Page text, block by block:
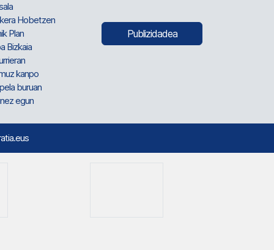
Hobetzen
Plan
Bizkaia
kanpo
buruan
egun
Publizidadea